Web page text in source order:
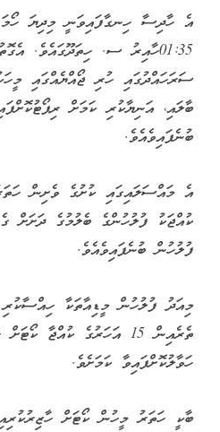
އެ ހާދިސާ ހިނގާފައިވަނީ މިދިޔަ
01:35ހާއިރު ސ. ހިތަދޫގައެވެ.
ސަރަހައްދުގައި ހުރި ޖޯއްޔެއްގައި
ބާލައި، އަނިޔާކުރި ކަމަށް
ބުނެފައިވެއެވެ.
ކުއްޖަކު ފުލުހުންގެ ބެލުމުގެ ދަށަށް
ފުލުހުން ބުނެފައިވެއެވެ.
މިއަދު ފުލުހުން މީޑިއާތަކާ
ތެރެއިން 15 އަހަރުގެ ކުއްޖާ
ހަވާލުކޮށްފައިވާ ކަމަށެވެ.
ބާކީ ހަތަރު މީހުން ކޯޓަށް